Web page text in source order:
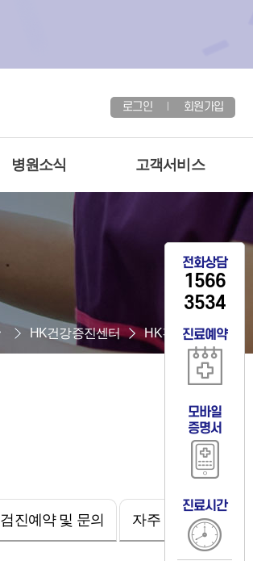
전화상담
1566
3534
진료예약
모바일
증명서
진료시간
로그인 회원가입
병원소식 고객서비스
HK건강증진센터 HK건강증진센터
검진예약 및 문의 자주 묻는 질문